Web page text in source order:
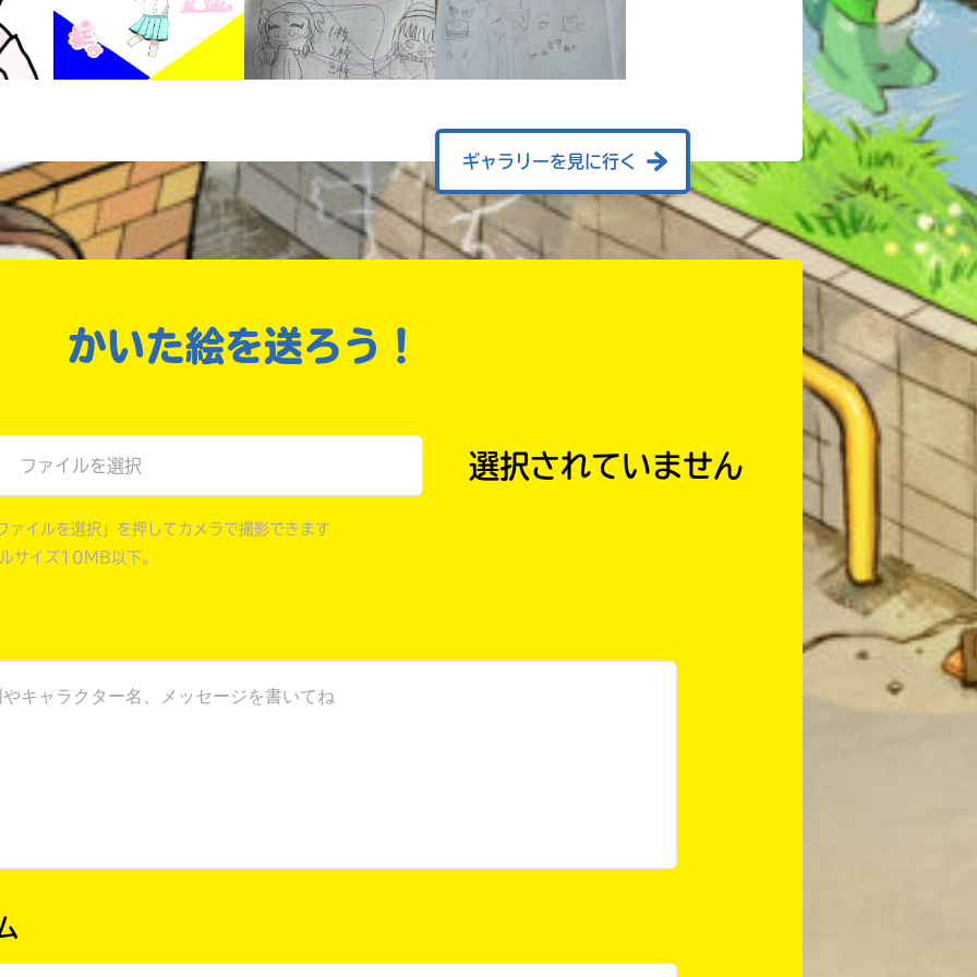
ギャラリーを見に行く
かいた絵を送ろう！
ファイルを選択
イルを選択」を押してカメラで撮影できます
サイズ10MB以下。